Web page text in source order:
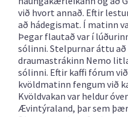
við hvort annað. Eftir
að hádegismat. Í matinn
Þegar flautað var í
sólinni. Stelpurnar áttu
draumastrákinn Nemo
sólinni. Eftir kaffi fórum
kvöldmatinn fengum við
Kvöldvakan var heldur
Ævintýraland, þar sem